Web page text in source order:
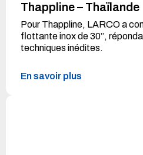
Thappline – Thaïlande
Pour Thappline, LARCO a
flottante inox de 30’’,
techniques inédites.
En savoir plus